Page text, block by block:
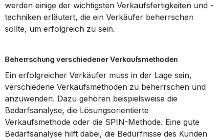
werden einige der wichtigsten Verkaufsfertigkeiten und -
techniken erläutert, die ein Verkäufer beherrschen
sollte, um erfolgreich zu sein.
Beherrschung verschiedener Verkaufsmethoden
Ein erfolgreicher Verkäufer muss in der Lage sein,
verschiedene Verkaufsmethoden zu beherrschen und
anzuwenden. Dazu gehören beispielsweise die
Bedarfsanalyse, die Lösungsorientierte
Verkaufsmethode oder die SPIN-Methode. Eine gute
Bedarfsanalyse hilft dabei, die Bedürfnisse des Kunden